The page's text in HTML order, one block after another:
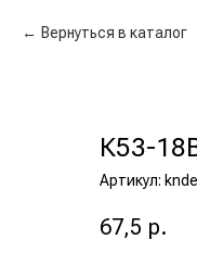
Вернуться в каталог
К53-
Артикул:
67,5 р.